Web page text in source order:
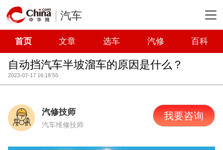
汽车
首页 文章 选车 汽修 百科
自动挡汽车半坡溜车的原因是什么？
2023-07-17 16:18:55
汽修技师
汽车维修技师
我要咨询